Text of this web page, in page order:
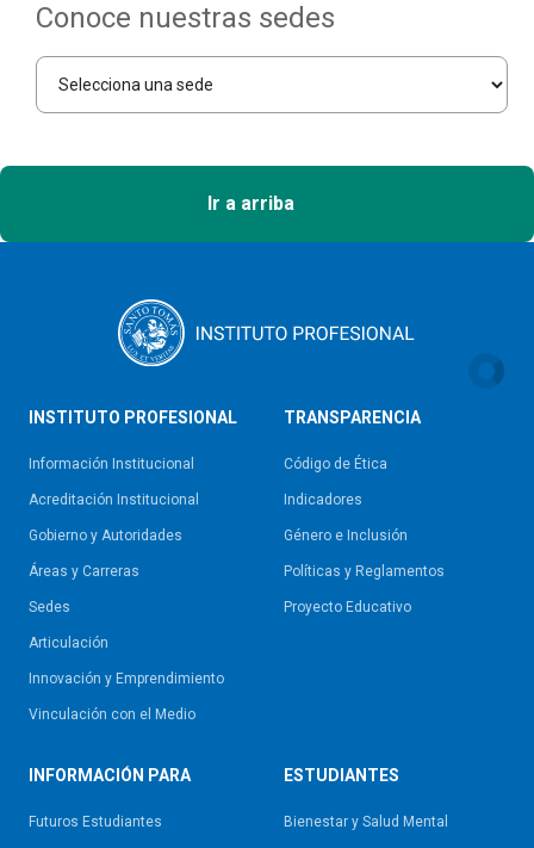
Conoce nuestras sedes
Ir a arriba
INSTITUTO PROFESIONAL
Información Institucional
Acreditación Institucional
Gobierno y Autoridades​
Áreas y Carreras
Sedes
Articulación
Innovación y Emprendimiento
Vinculación con el Medio
TRANSPARENCIA
Código de Ética
Indicadores
Género e Inclusión
Políticas y Reglamentos​
Proyecto Educativo
INFORMACIÓN PARA
Futuros Estudiantes
ESTUDIANTES
Bienestar y Salud Mental